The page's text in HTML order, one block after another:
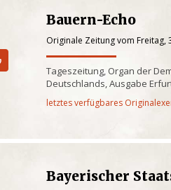
Bauern-Echo
Originale Zeitung vom Freitag,
Tageszeitung, Organ der
Deutschlands, Ausgabe
letztes verfügbares
Bayerischer